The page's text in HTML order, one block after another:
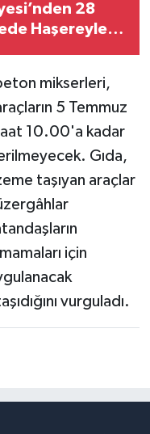
28
Haşereyle
mikserleri,
5 Temmuz
10.00'a kadar
Gıda,
taşıyan araçlar
için
vurguladı.